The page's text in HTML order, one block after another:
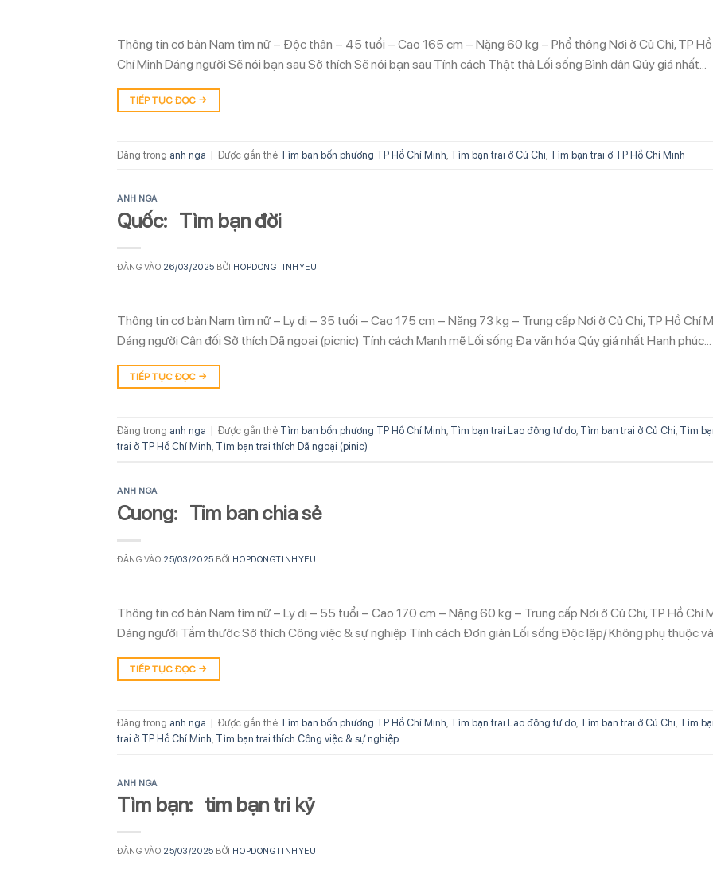
Thông tin cơ bản Nam tìm nữ – Độc thân – 45 tuổi – Cao 165 cm – Nặng 60 kg – Phổ thông Nơi ở Củ Chi, TP Hồ
Chí Minh Dáng người Sẽ nói bạn sau Sở thích Sẽ nói bạn sau Tính cách Thật thà Lối sống Bình dân Qúy giá nhất…
TIẾP TỤC ĐỌC →
Đăng trong anh nga | Được gắn thẻ Tìm bạn bốn phương TP Hồ Chí Minh Tìm bạn trai ở Củ Chi Tìm bạn trai ở TP Hồ Chí Minh
ANH NGA
Quốc: Tìm bạn đời
ĐĂNG VÀO 26/03/2025 BỞI HOPDONGTINHYEU
Thông tin cơ bản Nam tìm nữ – Ly dị – 35 tuổi – Cao 175 cm – Nặng 73 kg – Trung cấp Nơi ở Củ Chi, TP Hồ Chí
Dáng người Cân đối Sở thích Dã ngoại (picnic) Tính cách Mạnh mẽ Lối sống Đa văn hóa Qúy giá nhất Hạnh phúc…
TIẾP TỤC ĐỌC →
Đăng trong anh nga Được gắn thẻ Tìm bạn bốn phương TP Hồ Chí Minh, Tìm bạn trai Lao động tự do, Tìm bạn trai ở Củ Chi, Tìm
trai ở TP Hồ Chí Minh, Tìm bạn trai thích Dã ngoại (pinic)
ANH NGA
Cuong: Tim ban chia sẻ
ĐĂNG VÀO 25/03/2025 BỞI HOPDONGTINHYEU
Thông tin cơ bản Nam tìm nữ – Ly dị – 55 tuổi – Cao 170 cm – Nặng 60 kg – Trung cấp Nơi ở Củ Chi, TP Hồ Chí
Dáng người Tầm thước Sở thích Công việc & sự nghiệp Tính cách Đơn giản Lối sống Độc lập/ Không phụ thuộc
TIẾP TỤC ĐỌC →
Đăng trong anh nga Được gắn thẻ Tìm bạn bốn phương TP Hồ Chí Minh Tìm bạn trai Lao động tự do Tìm bạn trai ở Củ Chi Tìm
trai ở TP Hồ Chí Minh Tìm bạn trai thích Công việc & sự nghiệp
ANH NGA
Tìm bạn: tim bạn tri kỷ
ĐĂNG VÀO 25/03/2025 BỞI HOPDONGTINHYEU